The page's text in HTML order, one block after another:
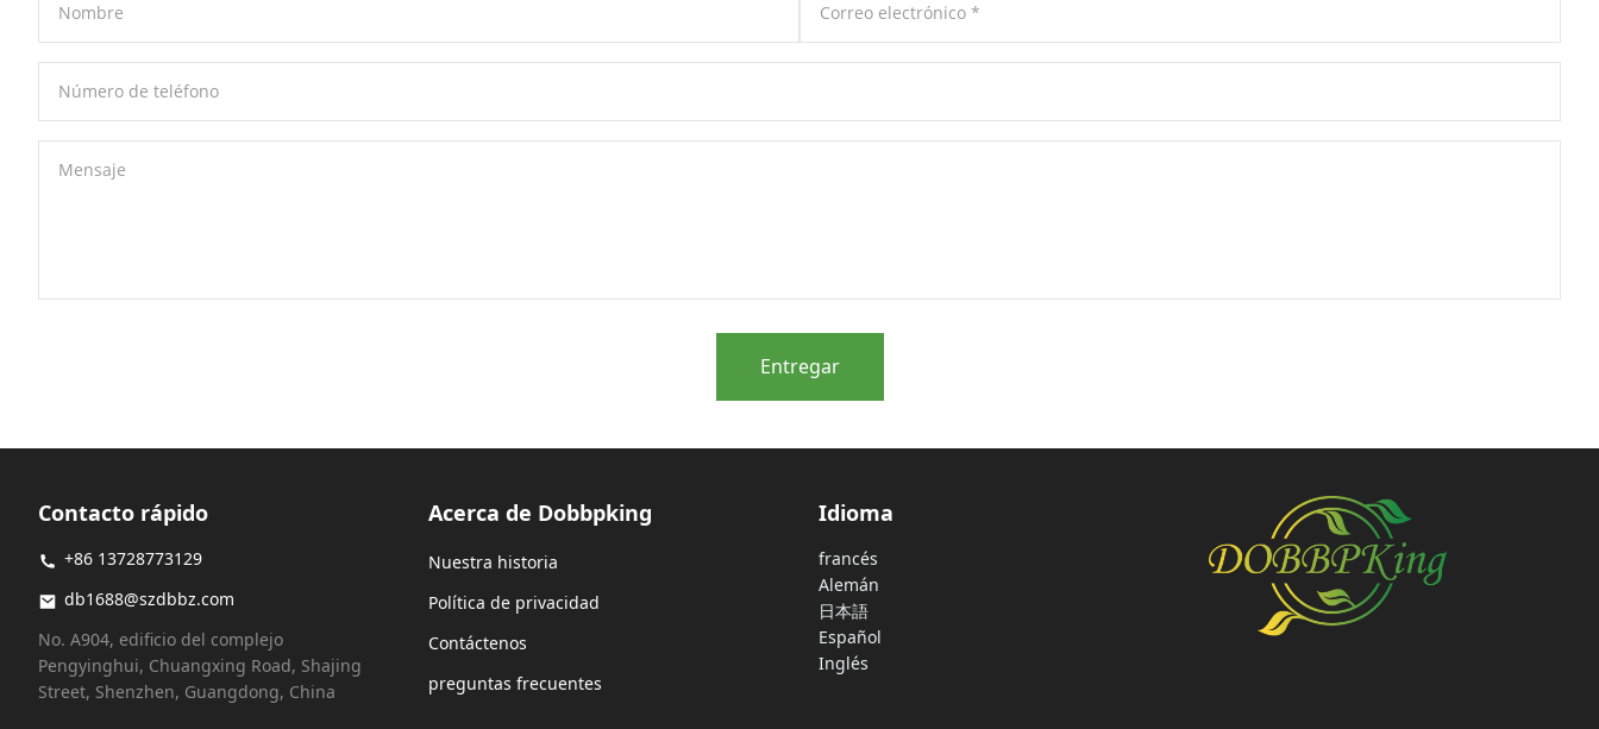
Nombre Correo electrónico *
Número de teléfono
Mensaje
Entregar
Contacto rápido
+86 13728773129
db1688@szdbbz.com
No. A904, edificio del complejo
Pengyinghui, Chuangxing Road, Shajing
Street, Shenzhen, Guangdong, China
Acerca de Dobbpking
Nuestra historia
Política de privacidad
Contáctenos
preguntas frecuentes
Idioma
francés
Alemán
日本語
Español
Inglés